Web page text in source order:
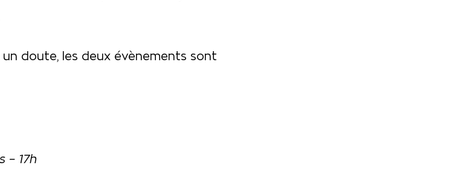
doute, les deux évènements sont
– 17h